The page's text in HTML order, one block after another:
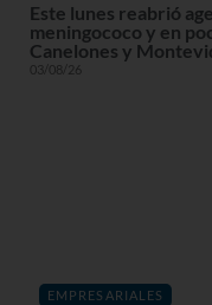
Este lunes reabrió
meningococo y en
Canelones y
03/08/26
EMPRESARIALES